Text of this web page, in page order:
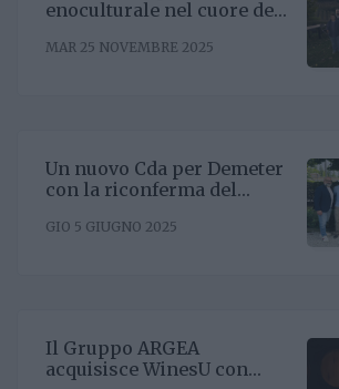
enoculturale nel cuore del
MAR 25 NOVEMBRE 2025
Un nuovo Cda per Demeter
con la riconferma del
GIO 5 GIUGNO 2025
Il Gruppo ARGEA
acquisisce WinesU con